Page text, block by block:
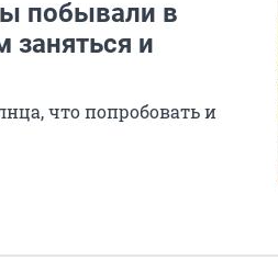
побывали в
заняться и
что попробовать и